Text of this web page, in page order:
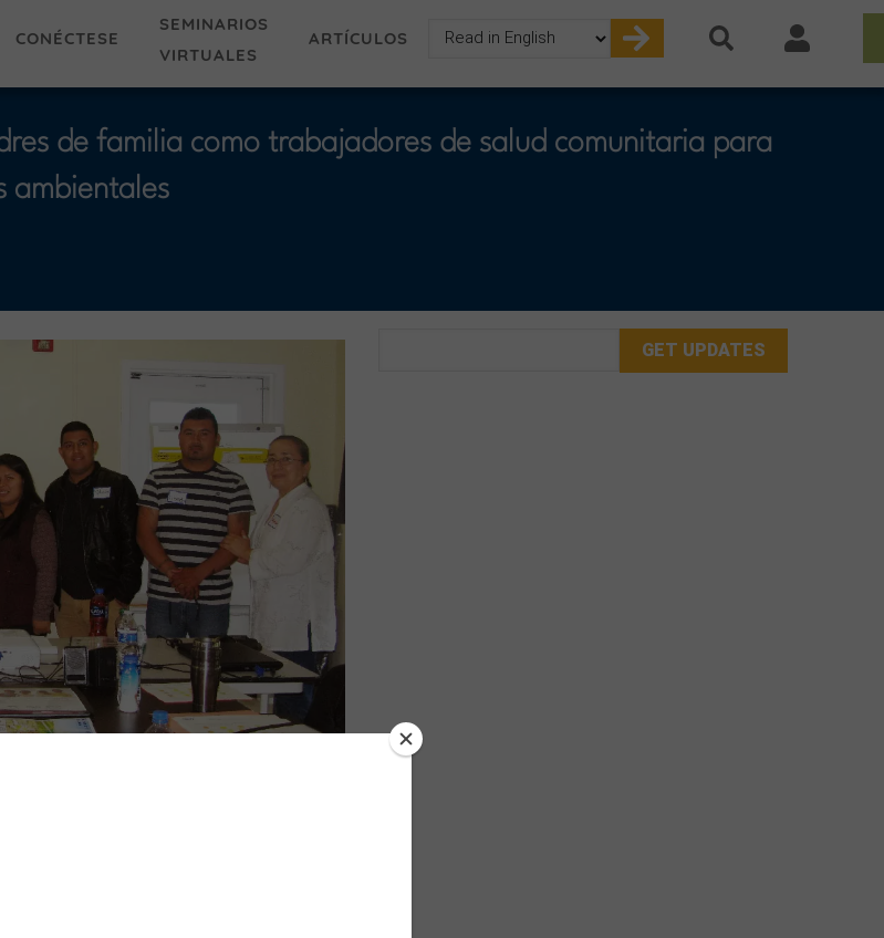
CONÉCTESE
SEMINARIOS
VIRTUALES
ARTÍCULOS
Select
de familia como trabajadores de salud comunitaria para
ambientales
de trabajadores de salud
aguaceros que cayeron en VA durante el
gracias a una alianza entre MCN, y